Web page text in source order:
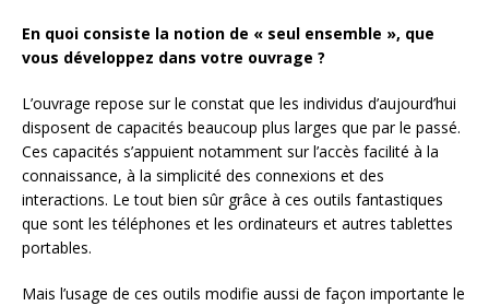
En quoi consiste la notion de « seul ensemble », que
vous développez dans votre ouvrage ?
L’ouvrage repose sur le constat que les individus d’aujourd’hui
disposent de capacités beaucoup plus larges que par le passé.
Ces capacités s’appuient notamment sur l’accès facilité à la
connaissance, à la simplicité des connexions et des
interactions. Le tout bien sûr grâce à ces outils fantastiques
que sont les téléphones et les ordinateurs et autres tablettes
portables.
Mais l’usage de ces outils modifie aussi de façon importante le